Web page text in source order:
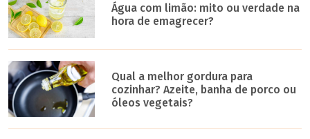
Água com limão: mito ou verdade na
hora de emagrecer?
Qual a melhor gordura para
cozinhar? Azeite, banha de porco ou
óleos vegetais?